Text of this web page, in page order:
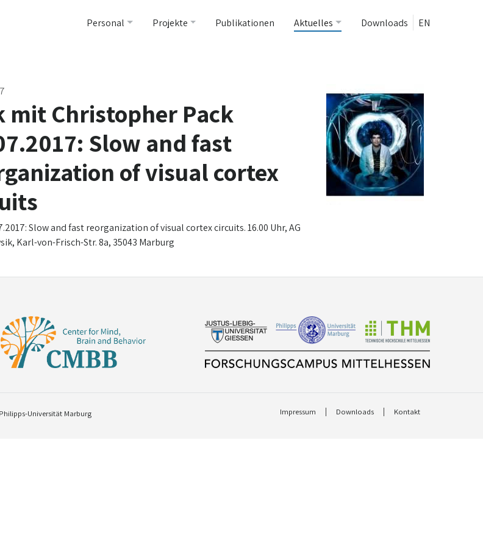
Personal Projekte Publikationen Aktuelles Downloads EN
mit Christopher Pack
Slow and fast
of visual cortex
Slow and fast reorganization of visual cortex circuits. 16.00 Uhr, AG
Karl-von-Frisch-Str. 8a, 35043 Marburg
Universität Marburg Impressum Downloads Kontakt